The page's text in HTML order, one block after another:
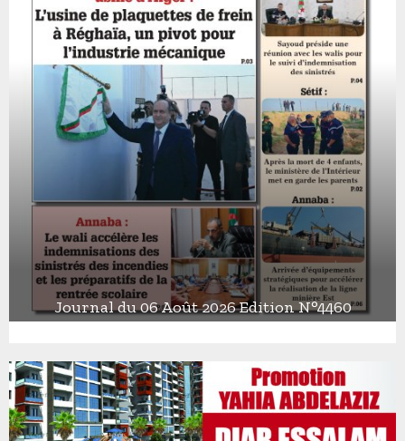
u
r
n
a
Journal du 06 Août 2026 Edition N°4460